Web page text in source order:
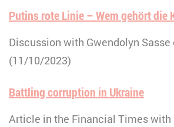
Putins rote Linie – Wem gehört die
Discussion with Gwendolyn Sasse
(11/10/2023)
Battling corruption in Ukraine
Article in the Financial Times with